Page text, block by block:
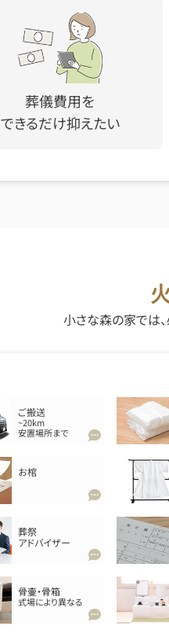
葬儀費用を
できるだけ抑えたい
小さな森の家では
ご搬送
~20km
安置場所まで
お棺
葬祭
アドバイザー
骨壷・骨箱
式場により異なる